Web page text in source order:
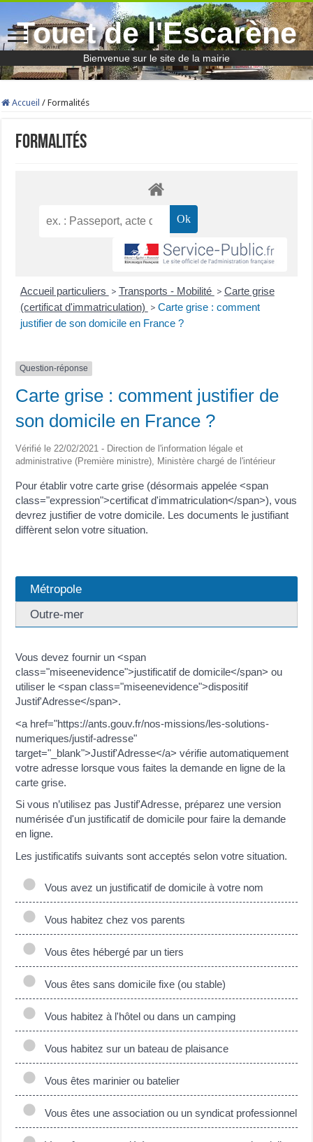
Touet de l'Escarène
Bienvenue sur le site de la mairie
Accueil / Formalités
Formalités
Accueil particuliers > Transports - Mobilité > Carte grise
(certificat d'immatriculation) > Carte grise : comment
justifier de son domicile en France ?
Question-réponse
Carte grise : comment justifier de
son domicile en France ?
Vérifié le 22/02/2021 - Direction de l'information légale et
administrative (Première ministre), Ministère chargé de l'intérieur
Pour établir votre carte grise (désormais appelée <span
class="expression">certificat d'immatriculation</span>), vous
devrez justifier de votre domicile. Les documents le justifiant
diffèrent selon votre situation.
Métropole
Outre-mer
Vous devez fournir un <span
class="miseenevidence">justificatif de domicile</span> ou
utiliser le <span class="miseenevidence">dispositif
Justif'Adresse</span>.
<a href="https://ants.gouv.fr/nos-missions/les-solutions-
numeriques/justif-adresse"
target="_blank">Justif'Adresse</a> vérifie automatiquement
votre adresse lorsque vous faites la demande en ligne de la
carte grise.
Si vous n’utilisez pas Justif'Adresse, préparez une version
numérisée d'un justificatif de domicile pour faire la demande
en ligne.
Les justificatifs suivants sont acceptés selon votre situation.
Vous avez un justificatif de domicile à votre nom
Vous habitez chez vos parents
Vous êtes hébergé par un tiers
Vous êtes sans domicile fixe (ou stable)
Vous habitez à l'hôtel ou dans un camping
Vous habitez sur un bateau de plaisance
Vous êtes marinier ou batelier
Vous êtes une association ou un syndicat professionnel